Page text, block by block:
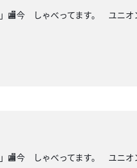
🏬今 しゃべってます。 ユニ
🏬今 しゃべってます。 ユニ